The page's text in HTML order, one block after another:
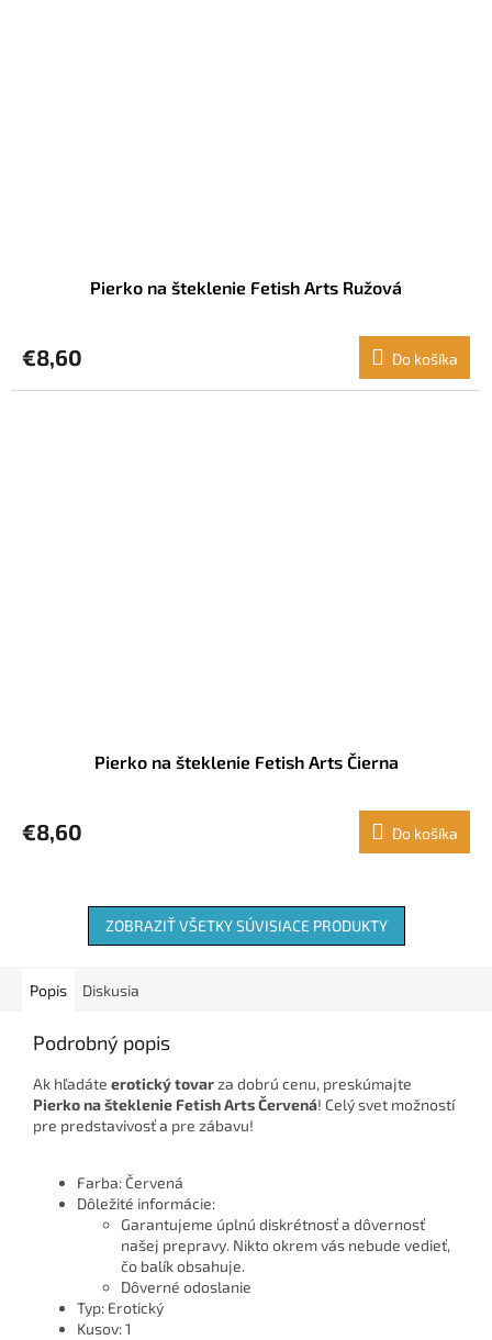
Pierko na šteklenie Fetish Arts Ružová
€8,60 Do košíka
Pierko na šteklenie Fetish Arts Čierna
€8,60 Do košíka
ZOBRAZIŤ VŠETKY SÚVISIACE PRODUKTY
Popis Diskusia
Podrobný popis
Ak hľadáte erotický tovarza dobrú cenu, preskúmajte
Pierko na šteklenie Fetish Arts Červená! Celý svet možností
pre predstavivosť a pre zábavu!
Farba: Červená
Dôležité informácie:
Garantujeme úplnú diskrétnosť a dôvernosť
našej prepravy. Nikto okrem vás nebude vedieť,
čo balík obsahuje.
Dôverné odoslanie
Typ: Erotický
Kusov: 1